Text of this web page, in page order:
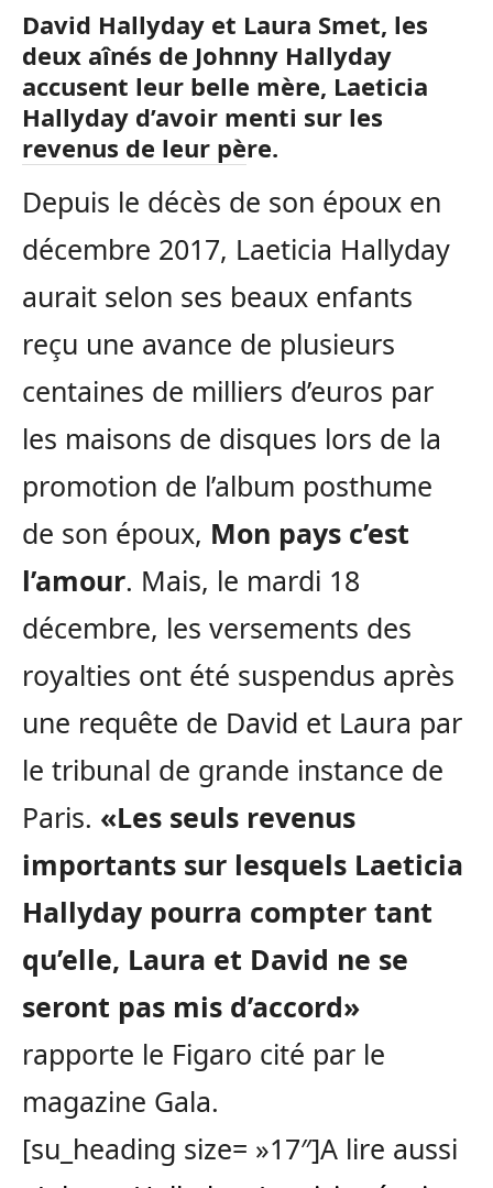
David Hallyday et Laura Smet, les
deux aînés de Johnny Hallyday
accusent leur belle mère, Laeticia
Hallyday d’avoir menti sur les
revenus de leur père.
Depuis le décès de son époux en
décembre 2017, Laeticia Hallyday
aurait selon ses beaux enfants
reçu une avance de plusieurs
centaines de milliers d’euros par
les maisons de disques lors de la
promotion de l’album posthume
de son époux, Mon pays c’est
l’amour. Mais, le mardi 18
décembre, les versements des
royalties ont été suspendus après
une requête de David et Laura par
le tribunal de grande instance de
Paris. «Les seuls revenus
importants sur lesquels Laeticia
Hallyday pourra compter tant
qu’elle, Laura et David ne se
seront pas mis d’accord»
rapporte le Figaro cité par le
magazine Gala.
[su_heading size= »17″]A lire aussi